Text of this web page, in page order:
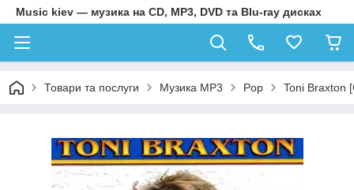
Music kiev — музика на CD, MP3, DVD та Blu-ray дисках
Товари та послуги Музика MP3 Pop Toni Braxton